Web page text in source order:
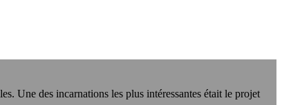
Une des incarnations les plus intéressantes était le projet